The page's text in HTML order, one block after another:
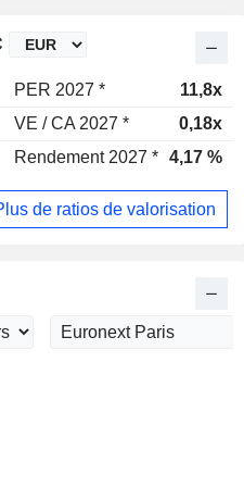
PER 2027 *
11,8x
VE / CA 2027 *
0,18x
Rendement 2027 * 4,17 %
de ratios de valorisation